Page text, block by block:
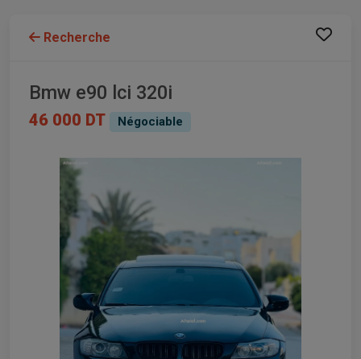
Recherche
Bmw e90 lci 320i
46 000 DT Négociable